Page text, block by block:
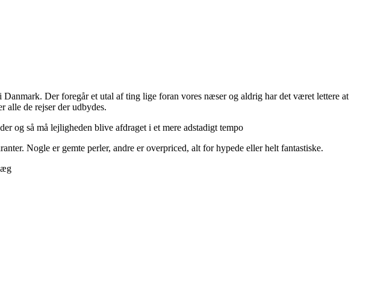
Der foregår et utal af ting lige foran vores næser og aldrig har det været lettere at
alle de rejser der udbydes.
og så må lejligheden blive afdraget i et mere adstadigt tempo
Nogle er gemte perler, andre er overpriced, alt for hypede eller helt fantastiske.